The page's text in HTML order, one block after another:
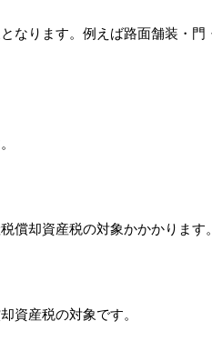
なります。例えば路面舗装・門
償却資産税の対象かかかります。
資産税の対象です。